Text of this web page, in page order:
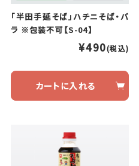
「半田手延そば」ハチニそば・バ
ラ ※包装不可【S-04】
¥490(税込)
カートに入れる